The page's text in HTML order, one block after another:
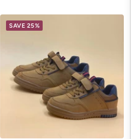
SAVE 25%